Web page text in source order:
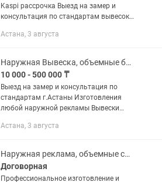
Kaspi рассрочка Выезд на замер и
консультация по стандартам вывесок
световые буквы, от 60.000тыс -
Астана, 3 августа
Наружная Вывеска, объемные буквы, баннер, стенды, световые буквы, таблички.
10 000 - 500 000 ₸
Выезд на замер и консультация по
стандартам г.Астаны Изготовления
любой наружной рекламы Вывески
Лайтбокс Баннер Таблички Крышные
Астана, 3 августа
Наружная реклама, объемные световые буквы, утверждение.
Договорная
Профессиональное изготовление и